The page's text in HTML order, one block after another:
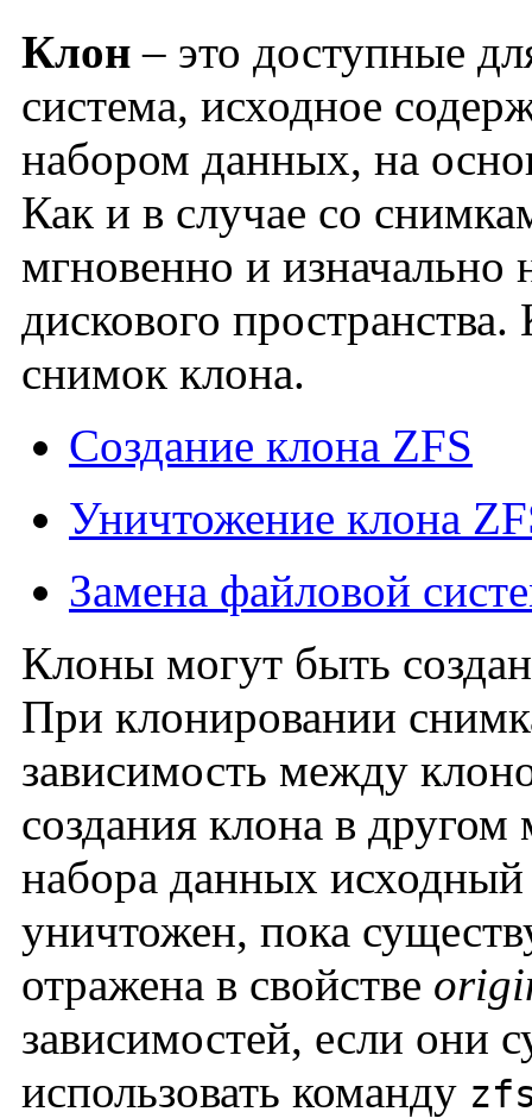
Клон – это доступные
система, исходное
набором данных, на
Как и в случае со
мгновенно и изначально
дискового
снимок клона.
Создание клона ZFS
Уничтожение клона
Замена файловой
Клоны могут быть
При клонировании
зависимость между
создания клона в
набора данных
уничтожен, пока
отражена в свойстве
зависимостей, если они
использовать команду